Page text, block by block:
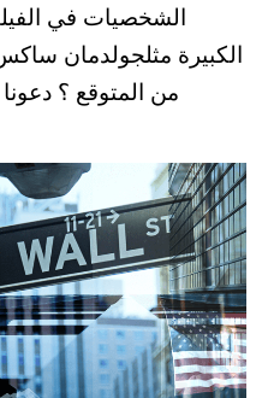
الشخصيات في
الكبيرة مثلجولدمان
من المتوقع ؟